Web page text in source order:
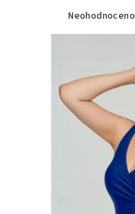
Průměrné
z
5
hvězdiček.
Neohodnoceno